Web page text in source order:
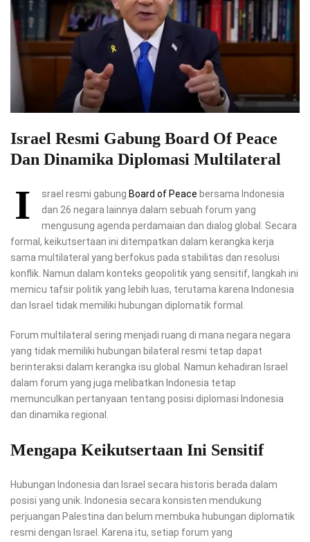
Israel Resmi Gabung Board Of Peace
Dan Dinamika Diplomasi Multilateral
I srael resmi gabung Board of Peace bersama Indonesia
dan 26 negara lainnya dalam sebuah forum yang
mengusung agenda perdamaian dan dialog global. Secara
formal, keikutsertaan ini ditempatkan dalam kerangka kerja
sama multilateral yang berfokus pada stabilitas dan resolusi
konflik. Namun dalam konteks geopolitik yang sensitif, langkah ini
memicu tafsir politik yang lebih luas, terutama karena Indonesia
dan Israel tidak memiliki hubungan diplomatik formal.
Forum multilateral sering menjadi ruang di mana negara negara
yang tidak memiliki hubungan bilateral resmi tetap dapat
berinteraksi dalam kerangka isu global. Namun kehadiran Israel
dalam forum yang juga melibatkan Indonesia tetap
memunculkan pertanyaan tentang posisi diplomasi Indonesia
dan dinamika regional.
Mengapa Keikutsertaan Ini Sensitif
Hubungan Indonesia dan Israel secara historis berada dalam
posisi yang unik. Indonesia secara konsisten mendukung
perjuangan Palestina dan belum membuka hubungan diplomatik
resmi dengan Israel. Karena itu, setiap forum yang